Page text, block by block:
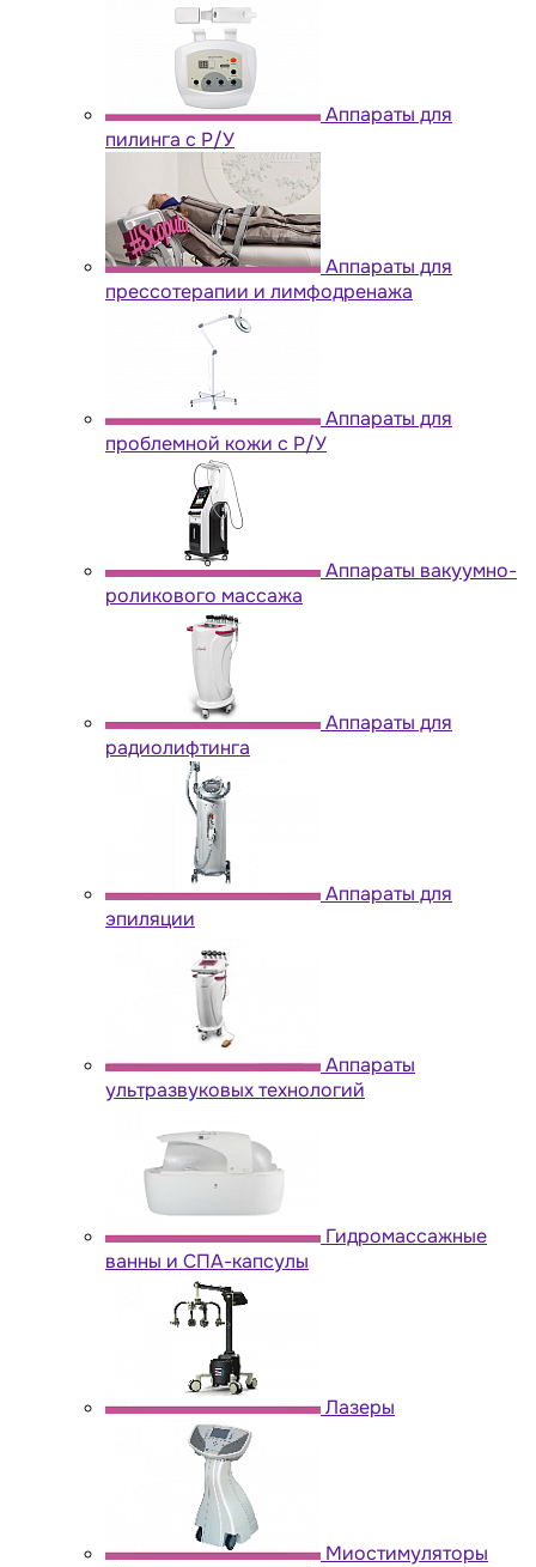
Аппараты для
пилинга с Р/У
Аппараты для
прессотерапии и лимфодренажа
Аппараты для
проблемной кожи с Р/У
Аппараты вакуумно-
роликового массажа
Аппараты для
радиолифтинга
Аппараты для
эпиляции
Аппараты
ультразвуковых технологий
Гидромассажные
ванны и СПА-капсулы
Лазеры
Миостимуляторы